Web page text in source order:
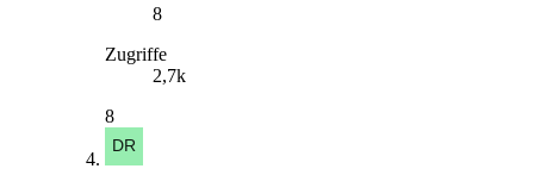
8
Zugriffe
2,7k
8